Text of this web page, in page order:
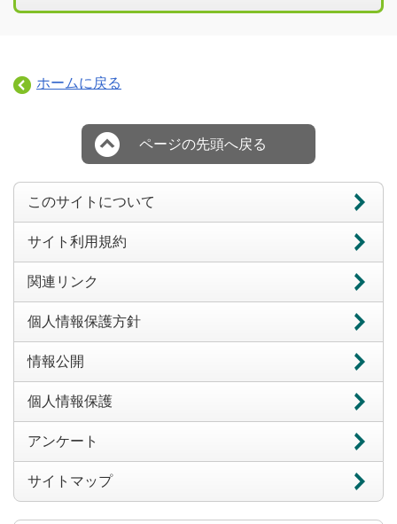
ホームに戻る
ページの先頭へ戻る
このサイトについて
サイト利用規約
関連リンク
個人情報保護方針
情報公開
個人情報保護
アンケート
サイトマップ